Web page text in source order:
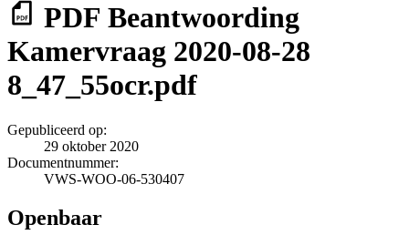
PDF Beantwoording
Kamervraag 2020-08-28
8_47_55ocr.pdf
Gepubliceerd op:
29 oktober 2020
Documentnummer:
VWS-WOO-06-530407
Openbaar